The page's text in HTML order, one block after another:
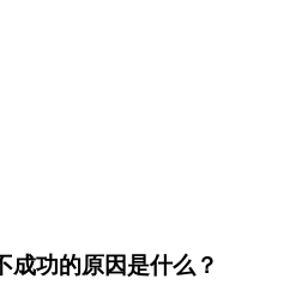
成功的原因是什么？